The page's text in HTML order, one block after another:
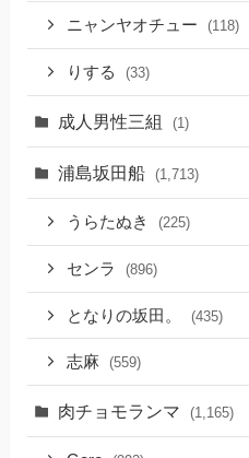
ニャンヤオチュー (118)
りする (33)
成人男性三組 (1)
浦島坂田船 (1,713)
うらたぬき (225)
センラ (896)
となりの坂田。 (435)
志麻 (559)
肉チョモランマ (1,165)